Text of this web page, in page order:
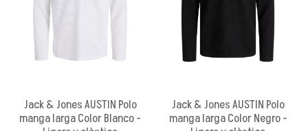
Jack & Jones AUSTIN Polo
manga larga Color Blanco -
Jack & Jones AUSTIN Polo
manga larga Color Negro -